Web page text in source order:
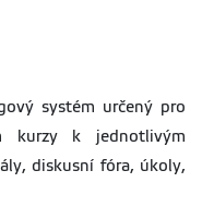
systém určený pro
kurzy k jednotlivým
diskusní fóra, úkoly,